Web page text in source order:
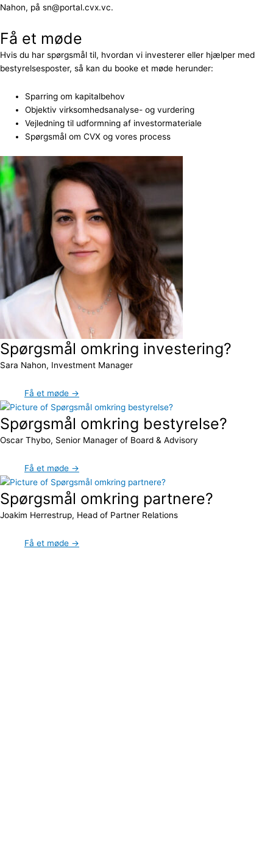
Nahon, på sn@portal.cvx.vc.
Få et møde
Hvis du har spørgsmål til, hvordan vi investerer eller hjælper med
bestyrelsesposter, så kan du booke et møde herunder:
Sparring om kapitalbehov
Objektiv virksomhedsanalyse- og vurdering
Vejledning til udformning af investormateriale
Spørgsmål om CVX og vores process
Spørgsmål omkring investering?
Sara Nahon, Investment Manager
Få et møde →
Spørgsmål omkring bestyrelse?
Oscar Thybo, Senior Manager of Board & Advisory
Få et møde →
Spørgsmål omkring partnere?
Joakim Herrestrup, Head of Partner Relations
Få et møde →